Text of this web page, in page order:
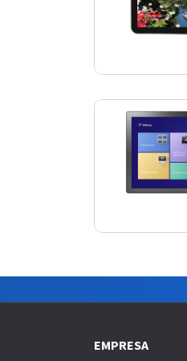
EMPRESA